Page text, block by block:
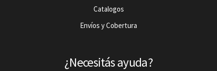
Catalogos
Envíos y Cobertura
¿Necesitás ayuda?